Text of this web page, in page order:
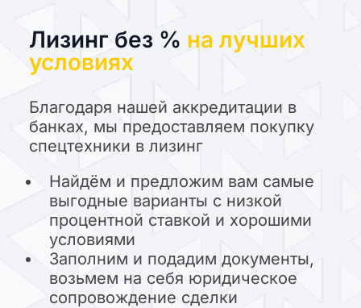
Лизинг без % на лучших
условиях
Благодаря нашей аккредитации в
банках, мы предоставляем покупку
спецтехники в лизинг
Найдём и предложим вам самые
выгодные варианты с низкой
процентной ставкой и хорошими
условиями
Заполним и подадим документы,
возьмем на себя юридическое
сопровождение сделки